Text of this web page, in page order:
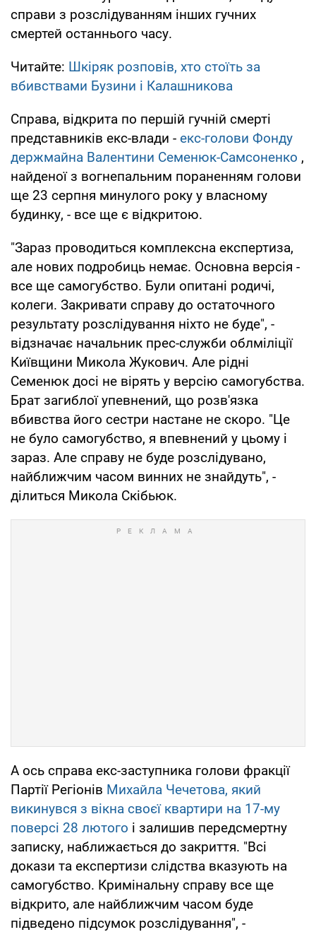
справи з розслідуванням інших гучних
смертей останнього часу.
Читайте: Шкіряк розповів, хто стоїть за
вбивствами Бузини і Калашникова
Справа, відкрита по першій гучній смерті
представників екс-влади - екс-голови Фонду
держмайна Валентини Семенюк-Самсоненко ,
найденої з вогнепальним пораненням голови
ще 23 серпня минулого року у власному
будинку, - все ще є відкритою.
"Зараз проводиться комплексна експертиза,
але нових подробиць немає. Основна версія -
все ще самогубство. Були опитані родичі,
колеги. Закривати справу до остаточного
результату розслідування ніхто не буде", -
відзначає начальник прес-служби облміліції
Київщини Микола Жукович. Але рідні
Семенюк досі не вірять у версію самогубства.
Брат загиблої упевнений, що розв'язка
вбивства його сестри настане не скоро. "Це
не було самогубство, я впевнений у цьому і
зараз. Але справу не буде розслідувано,
найближчим часом винних не знайдуть", -
ділиться Микола Скібьюк.
А ось справа екс-заступника голови фракції
Партії Регіонів Михайла Чечетова, який
викинувся з вікна своєї квартири на 17-му
поверсі 28 лютого і залишив передсмертну
записку, наближається до закриття. "Всі
докази та експертизи слідства вказують на
самогубство. Кримінальну справу все ще
відкрито, але найближчим часом буде
підведено підсумок розслідування", -